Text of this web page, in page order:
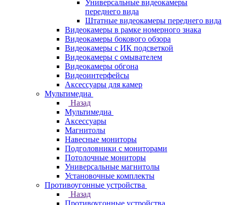
Универсальные видеокамеры
переднего вида
Штатные видеокамеры переднего вида
Видеокамеры в рамке номерного знака
Видеокамеры бокового обзора
Видеокамеры с ИК подсветкой
Видеокамеры с омывателем
Видеокамеры обгона
Видеоинтерфейсы
Аксессуары для камер
Мультимедиа
Назад
Мультимедиа
Аксессуары
Магнитолы
Навесные мониторы
Подголовники с мониторами
Потолочные мониторы
Универсальные магнитолы
Установочные комплекты
Противоугонные устройства
Назад
Противоугонные устройства